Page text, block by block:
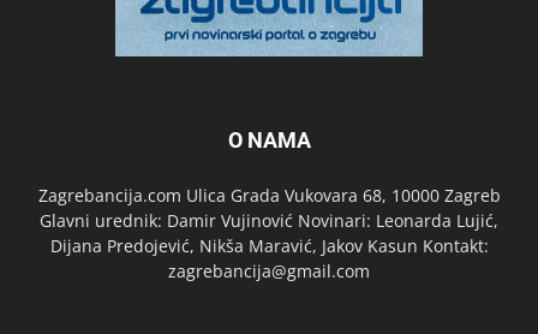
O NAMA
Zagrebancija.com Ulica Grada Vukovara 68, 10000 Zagreb
Glavni urednik: Damir Vujinović Novinari: Leonarda Lujić,
Dijana Predojević, Nikša Maravić, Jakov Kasun Kontakt:
zagrebancija@gmail.com